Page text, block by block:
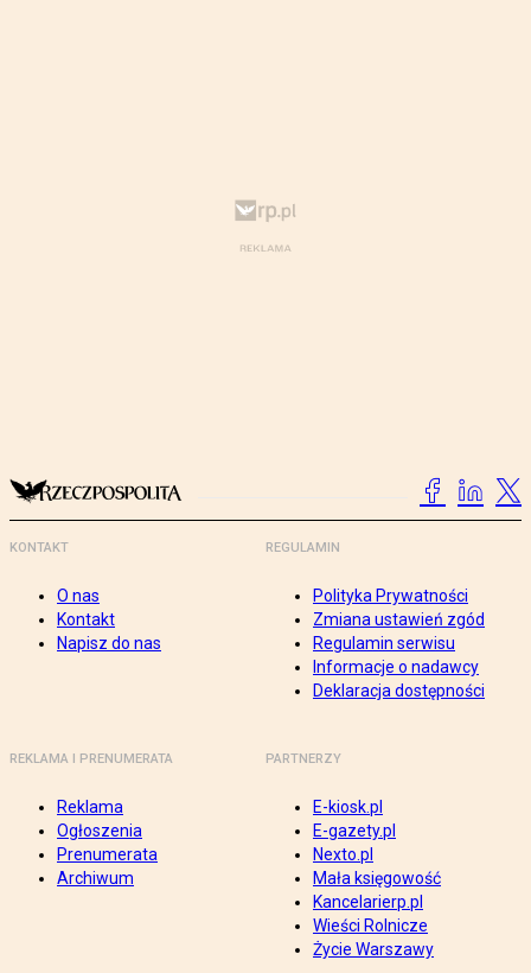
KONTAKT
O nas
Kontakt
Napisz do nas
REGULAMIN
Polityka Prywatności
Zmiana ustawień zgód
Regulamin serwisu
Informacje o nadawcy
Deklaracja dostępności
REKLAMA I PRENUMERATA
Reklama
Ogłoszenia
Prenumerata
Archiwum
PARTNERZY
E-kiosk.pl
E-gazety.pl
Nexto.pl
Mała księgowość
Kancelarierp.pl
Wieści Rolnicze
Życie Warszawy